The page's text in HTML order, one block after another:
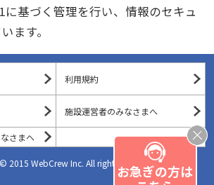
に基づく管理を行い、情報のセキュ
ます。
利用規約
施設運営者のみなさまへ
さまへ
2015 WebCrew Inc. All rights reserved.お急ぎの方は